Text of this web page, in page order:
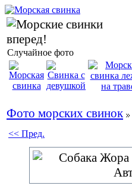
Случайное фото
Фото морских свинок
<< Пред.